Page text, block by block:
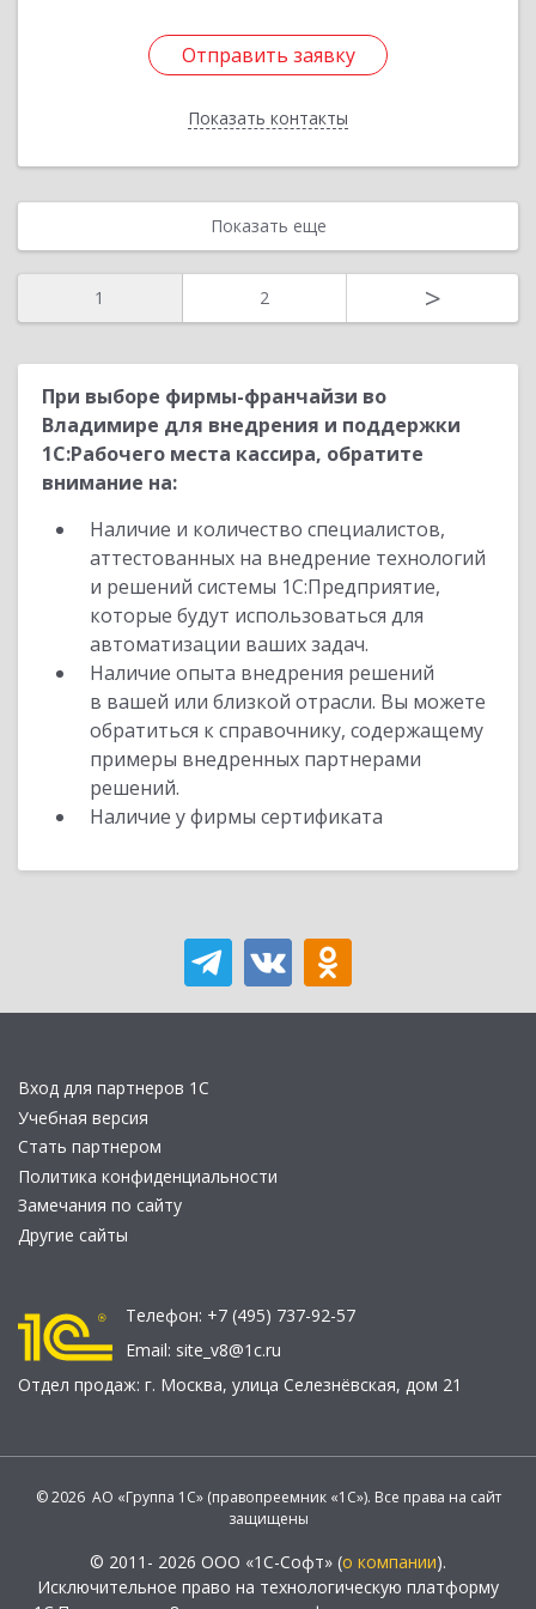
Отправить заявку
Показать контакты
Отправить заявку
Назад
Показать еще
1 2 >
При выборе фирмы-франчайзи во
Владимире для внедрения и поддержки
1С:Рабочего места кассира, обратите
внимание на:
Наличие и количество специалистов,
аттестованных на внедрение технологий
и решений системы 1С:Предприятие,
которые будут использоваться для
автоматизации ваших задач.
Наличие опыта внедрения решений
в вашей или близкой отрасли. Вы можете
обратиться к справочнику, содержащему
примеры внедренных партнерами
решений.
Наличие у фирмы сертификата
Вход для партнеров 1С
Учебная версия
Стать партнером
Политика конфиденциальности
Замечания по сайту
Другие сайты
Телефон: +7 (495) 737-92-57
Email: site_v8@1c.ru
Отдел продаж: г. Москва, улица Селезнёвская, дом 21
© 2026 АО «Группа 1С» (правопреемник «1С»). Все права на сайт
защищены
© 2011- 2026 ООО «1С-Софт» (о компании).
Исключительное право на технологическую платформу